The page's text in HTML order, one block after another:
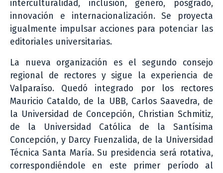
interculturalidad, inclusión, género, posgrado,
innovación e internacionalización. Se proyecta
igualmente impulsar acciones para potenciar las
editoriales universitarias.
La nueva organización es el segundo consejo
regional de rectores y sigue la experiencia de
Valparaíso. Quedó integrado por los rectores
Mauricio Cataldo, de la UBB, Carlos Saavedra, de
la Universidad de Concepción, Christian Schmitiz,
de la Universidad Católica de la Santísima
Concepción, y Darcy Fuenzalida, de la Universidad
Técnica Santa María. Su presidencia será rotativa,
correspondiéndole en este primer período al